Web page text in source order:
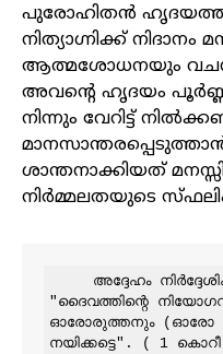
പുരോഹിതൻ
നിത്യാഗ്നിക്ക്
ആത്മശോധനയും
അവന്റെ ഹൃദയം
നിന്നും വേറിട്ട്
ശാന്തനാക്കിയത്
നിർമ്മലതയുടെ
"ദൈവത്തിന്റെ
ഓരോരുത്തനും (ഓരോ
നയിക്കട്ടെ". ( 1